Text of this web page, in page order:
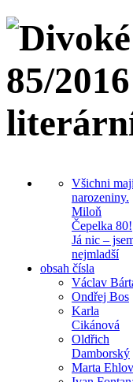
Všichni
narozeniny.
Miloň
Čepelka 80!
Já nic –
nejmladší
obsah čísla
Václav
Ondřej Bos
Karla
Cikánová
Oldřich
Damborský
Marta